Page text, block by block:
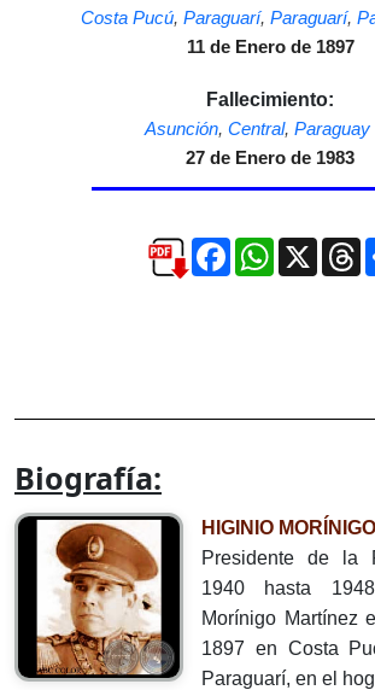
Costa Pucú, Paraguarí, Paraguarí,
11 de Enero de 1897
Fallecimiento:
Asunción, Central, Paraguay
27 de Enero de 1983
FacebookWhatsApp
X
Biografía:
HIGINIO
Presidente de la
1940 hasta
Morínigo Martínez
1897 en Costa
Paraguarí, en el